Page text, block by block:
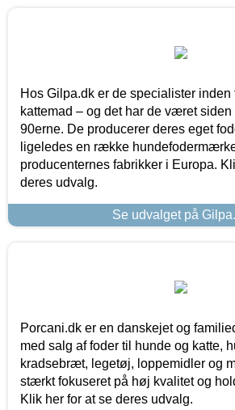
Hos Gilpa.dk er de specialister inden
kattemad – og det har de været
90erne. De producerer deres eget
ligeledes en række
producenternes fabrikker i Europa.
deres udvalg.
Se udvalget på
Porcani.dk er en danskejet og
med salg af foder til hunde og katte,
kradsebræt, legetøj, loppemidler og
stærkt fokuseret på høj kvalitet og
Klik her for at se deres udvalg.